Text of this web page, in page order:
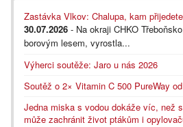
Zastávka Vlkov: Chalupa, kam
30.07.2026 - Na okraji CHKO
borovým lesem, vyrostla...
Výherci soutěže: Jaro u nás 2026
Soutěž o 2× Vitamin C 500 PureWay
Jedna miska s vodou dokáže víc, než
může zachránit život ptákům i